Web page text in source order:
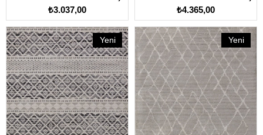
₺3.037,00
₺4.365,00
Yeni
Ürün
Yeni
Ürün